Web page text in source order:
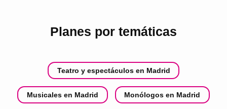
Planes por temáticas
Teatro y espectáculos en Madrid
Musicales en Madrid Monólogos en Madrid